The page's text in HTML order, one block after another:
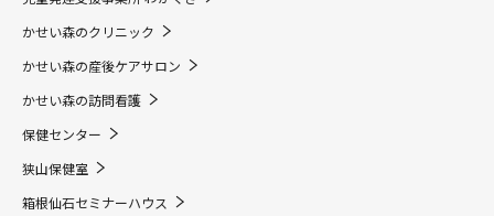
かせい森のクリニック
かせい森の産後ケアサロン
かせい森の訪問看護
保健センター
狭山保健室
箱根仙石セミナーハウス